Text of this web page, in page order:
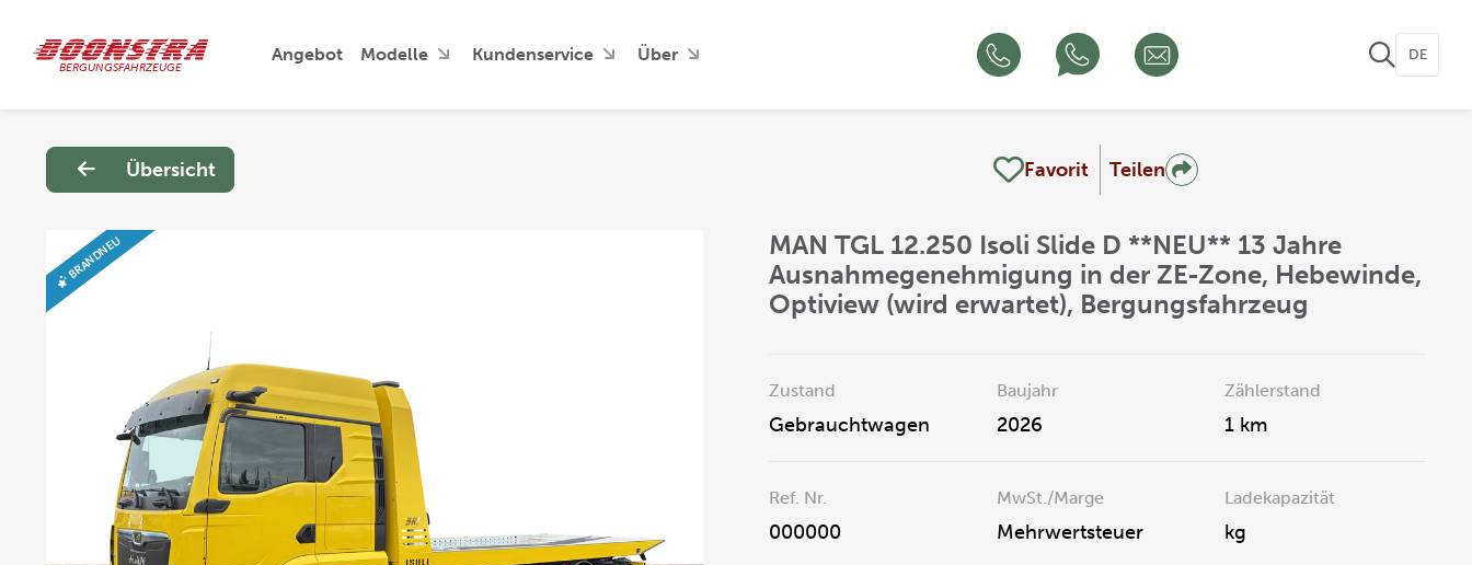
BERGUNGSFAHRZEUGE
Angebot Modelle Kundenservice Über DE
Übersicht Favorit Teilen
BRANDNEU
MAN TGL 12.250 Isoli Slide D **NEU** 13 Jahre
Ausnahmegenehmigung in der ZE-Zone, Hebewinde,
Optiview (wird erwartet), Bergungsfahrzeug
Zustand
Gebrauchtwagen
Baujahr
2026
Zählerstand
1 km
Ref. Nr.
000000
MwSt./Marge
Mehrwertsteuer
Ladekapazität
kg